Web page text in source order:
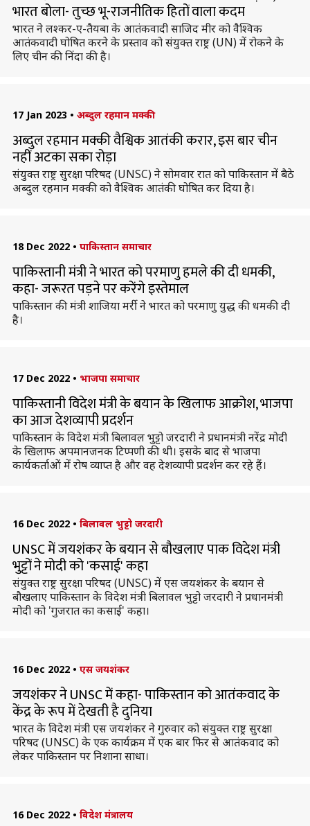
भारत बोला- तुच्छ भू-राजनीतिक हितों वाला कदम
भारत ने लश्कर-ए-तैयबा के आतंकवादी साजिद मीर को वैश्विक
आतंकवादी घोषित करने के प्रस्ताव को संयुक्त राष्ट्र (UN) में रोकने के
लिए चीन की निंदा की है।
17 Jan 2023 • अब्दुल रहमान मक्की
अब्दुल रहमान मक्की वैश्विक आतंकी करार, इस बार चीन
नहीं अटका सका रोड़ा
संयुक्त राष्ट्र सुरक्षा परिषद (UNSC) ने सोमवार रात को पाकिस्तान में बैठे
अब्दुल रहमान मक्की को वैश्विक आतंकी घोषित कर दिया है।
18 Dec 2022 • पाकिस्तान समाचार
पाकिस्तानी मंत्री ने भारत को परमाणु हमले की दी धमकी,
कहा- जरूरत पड़ने पर करेंगे इस्तेमाल
पाकिस्तान की मंत्री शाजिया मर्री ने भारत को परमाणु युद्ध की धमकी दी
है।
17 Dec 2022 • भाजपा समाचार
पाकिस्तानी विदेश मंत्री के बयान के खिलाफ आक्रोश, भाजपा
का आज देशव्यापी प्रदर्शन
पाकिस्तान के विदेश मंत्री बिलावल भुट्टो जरदारी ने प्रधानमंत्री नरेंद्र मोदी
के खिलाफ अपमानजनक टिप्पणी की थी। इसके बाद से भाजपा
कार्यकर्ताओं में रोष व्याप्त है और वह देशव्यापी प्रदर्शन कर रहे हैं।
16 Dec 2022 • बिलावल भुट्टो जरदारी
UNSC में जयशंकर के बयान से बौखलाए पाक विदेश मंत्री
भुट्टों ने मोदी को 'कसाई' कहा
संयुक्त राष्ट्र सुरक्षा परिषद (UNSC) में एस जयशंकर के बयान से
बौखलाए पाकिस्तान के विदेश मंत्री बिलावल भुट्टो जरदारी ने प्रधानमंत्री
मोदी को 'गुजरात का कसाई' कहा।
16 Dec 2022 • एस जयशंकर
जयशंकर ने UNSC में कहा- पाकिस्तान को आतंकवाद के
केंद्र के रूप में देखती है दुनिया
भारत के विदेश मंत्री एस जयशंकर ने गुरुवार को संयुक्त राष्ट्र सुरक्षा
परिषद (UNSC) के एक कार्यक्रम में एक बार फिर से आतंकवाद को
लेकर पाकिस्तान पर निशाना साधा।
16 Dec 2022 • विदेश मंत्रालय